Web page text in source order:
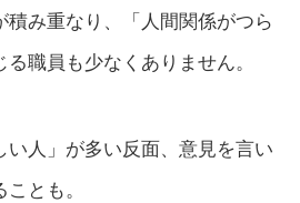
積み重なり、「人間関係がつら
職員も少なくありません。
い人」が多い反面、意見を言い
とも。